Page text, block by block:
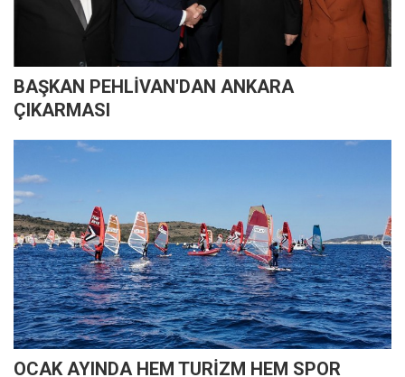
BAŞKAN PEHLİVAN'DAN ANKARA
ÇIKARMASI
OCAK AYINDA HEM TURİZM HEM SPOR